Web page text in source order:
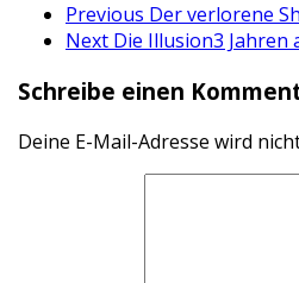
Previous Der verlorene
Next Die Illusion3 Jahren
Schreibe einen
Deine E-Mail-Adresse wird